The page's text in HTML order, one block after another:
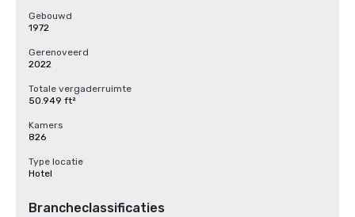
Gebouwd
1972
Gerenoveerd
2022
Totale vergaderruimte
50.949 ft²
Kamers
826
Type locatie
Hotel
Brancheclassificaties